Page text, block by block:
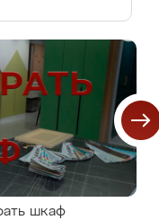
шкаф